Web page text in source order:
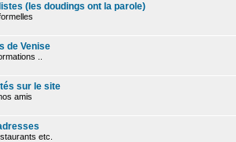
(les doudings ont la parole)
de Venise
..
sur le site
amis
etc.